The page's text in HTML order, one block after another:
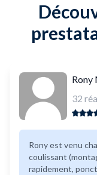
Rony
32
Rony est venu
coulissant (montage et
rapidement,